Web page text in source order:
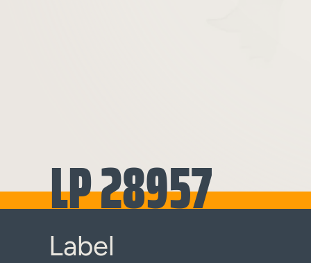
LP 28957
Label